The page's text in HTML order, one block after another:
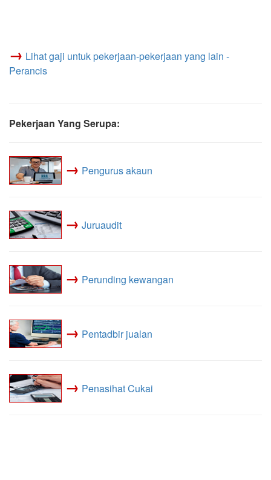
→ Lihat gaji untuk pekerjaan-pekerjaan yang lain -
Perancis
Pekerjaan Yang Serupa:
→ Pengurus akaun
→ Juruaudit
→ Perunding kewangan
→ Pentadbir jualan
→ Penasihat Cukai